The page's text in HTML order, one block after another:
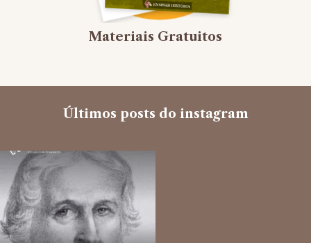
Materiais Gratuitos
Últimos posts do instagram